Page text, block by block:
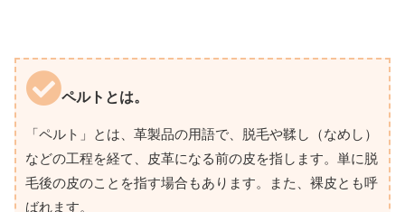
ペルトとは。
「ペルト」とは、革製品の用語で、脱毛や鞣し（なめし）
などの工程を経て、皮革になる前の皮を指します。単に脱
毛後の皮のことを指す場合もあります。また、裸皮とも呼
ばれます。